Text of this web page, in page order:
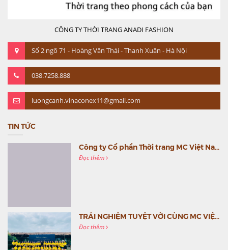
CÔNG TY THỜI TRANG ANADI FASHION
Số 2 ngõ 71 - Hoàng Văn Thái - Thanh Xuân - Hà Nội
038.7258.888
luongcanh.vinaconex11@gmail.com
TIN TỨC
Công ty Cổ phần Thời trang MC Việt Nam (MC Fashion) tổ chức Gala mừng sinh nhật lần thứ 9
Đọc thêm
TRẢI NGHIỆM TUYỆT VỜI CÙNG MC VIỆT NAM
Đọc thêm